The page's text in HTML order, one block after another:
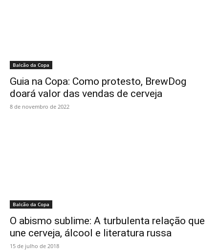
Balcão da Copa
Guia na Copa: Como protesto, BrewDog
doará valor das vendas de cerveja
8 de novembro de 2022
Balcão da Copa
O abismo sublime: A turbulenta relação que
une cerveja, álcool e literatura russa
15 de julho de 2018